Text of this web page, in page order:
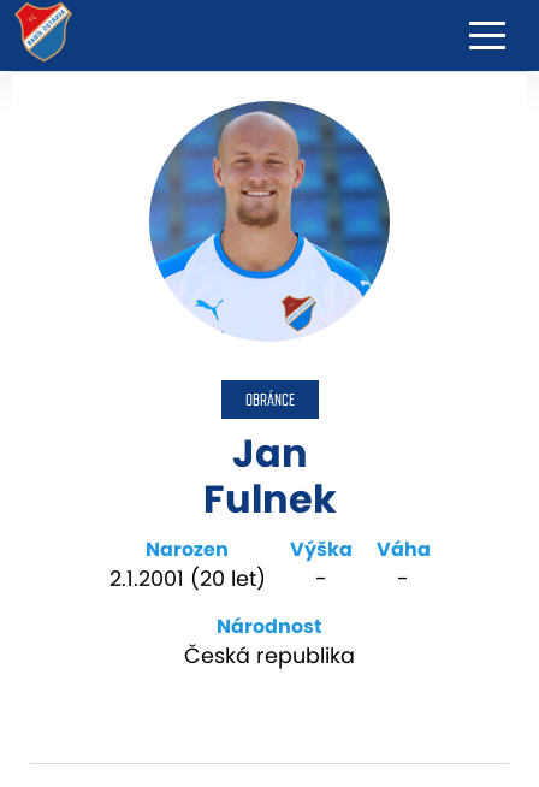
OBRÁNCE
Jan
Fulnek
Narozen
2.1.2001 (20 let)
Výška
-
Váha
-
Národnost
Česká republika